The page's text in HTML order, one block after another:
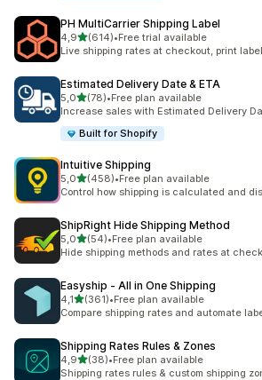
PH MultiCarrier Shipping Label
4,9de 5 estrelas
(614)
614 total de avaliações
•Free trial available
Live shipping rates at checkout, print
Estimated Delivery Date & ETA
5,0de 5 estrelas
(78)
78 total de avaliações
•Free plan available
Increase sales with Estimated Delivery
Built for Shopify
Intuitive Shipping
5,0de 5 estrelas
(458)
458 total de avaliações
•Free plan available
Control how shipping is calculated and
ShipRight Hide Shipping Method
5,0de 5 estrelas
(54)
54 total de avaliações
•Free plan available
Hide shipping methods and rates at
Easyship ‑ All in One Shipping
4,1de 5 estrelas
(361)
361 total de avaliações
•Free plan available
Compare shipping rates and automate
Shipping Rates Rules & Zones
4,9de 5 estrelas
(38)
38 total de avaliações
•Free plan available
Shipping rates rules & custom shipping